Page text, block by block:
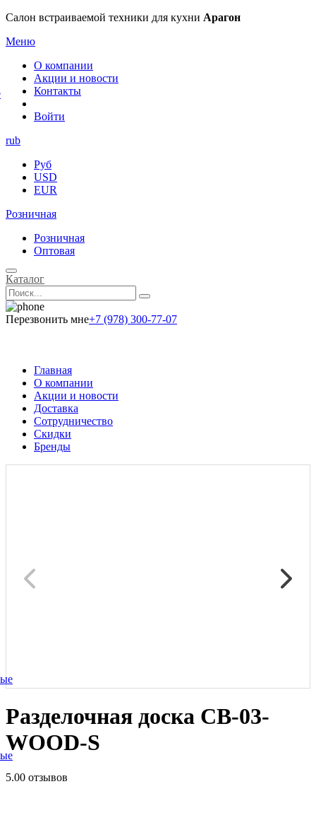
Салон встраиваемой техники для кухни Арагон
Меню
О компании
Акции и новости
Контакты
Войти
rub
Руб
USD
EUR
Розничная
Розничная
Оптовая
Каталог
Перезвонить мне+7 (978) 300-77-07
Главная
О компании
Акции и новости
Доставка
Сотрудничество
Скидки
Бренды
Разделочная доска CB-03-
WOOD-S
5.00 отзывов